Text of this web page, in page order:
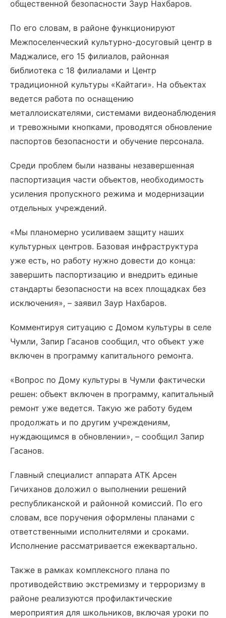
общественной безопасности Заур Нахбаров.
По его словам, в районе функционируют
Межпоселенческий культурно-досуговый центр в
Маджалисе, его 15 филиалов, районная
библиотека с 18 филиалами и Центр
традиционной культуры «Кайтаги». На объектах
ведется работа по оснащению
металлоискателями, системами видеонаблюдения
и тревожными кнопками, проводятся обновление
паспортов безопасности и обучение персонала.
Среди проблем были названы незавершенная
паспортизация части объектов, необходимость
усиления пропускного режима и модернизации
отдельных учреждений.
«Мы планомерно усиливаем защиту наших
культурных центров. Базовая инфраструктура
уже есть, но работу нужно довести до конца:
завершить паспортизацию и внедрить единые
стандарты безопасности на всех площадках без
исключения», – заявил Заур Нахбаров.
Комментируя ситуацию с Домом культуры в селе
Чумли, Запир Гасанов сообщил, что объект уже
включен в программу капитального ремонта.
«Вопрос по Дому культуры в Чумли фактически
решен: объект включен в программу, капитальный
ремонт уже ведется. Такую же работу будем
продолжать и по другим учреждениям,
нуждающимся в обновлении», – сообщил Запир
Гасанов.
Главный специалист аппарата АТК Арсен
Гичиханов доложил о выполнении решений
республиканской и районной комиссий. По его
словам, все поручения оформлены планами с
ответственными исполнителями и сроками.
Исполнение рассматривается ежеквартально.
Также в рамках комплексного плана по
противодействию экстремизму и терроризму в
районе реализуются профилактические
мероприятия для школьников, включая уроки по